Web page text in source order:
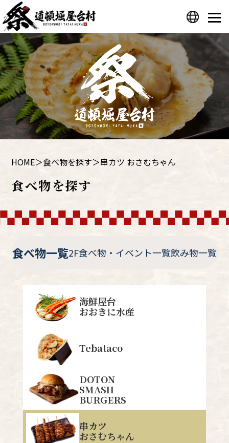
プライバシーポリシー 運営会社
HOME＞食べ物を探す＞串カツ おさむちゃん
食べ物を探す
食べ物一覧2F食べ物・イベント一覧飲み物一覧
海鮮屋台
おおきに水産
Tebataco
DOTON
SMASH
BURGERS
串カツ
おさむちゃん